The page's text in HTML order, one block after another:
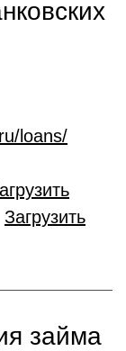
loans/
Загрузить
займа